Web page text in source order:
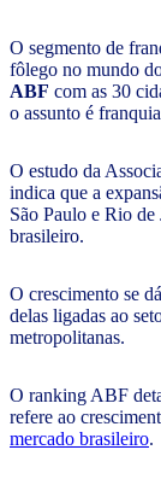
O segmento de
fôlego no mundo
ABF com as 30
o assunto é
O estudo da
indica que a
São Paulo e Rio
brasileiro.
O crescimento se
delas ligadas ao
metropolitanas.
O ranking ABF
refere ao
mercado brasileiro.